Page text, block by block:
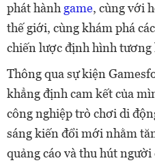
phát hành game, cùng với
thế giới, cùng khám phá
chiến lược định hình tương
Thông qua sự kiện
khẳng định cam kết của
công nghiệp trò chơi di
sáng kiến đổi mới nhằm
quảng cáo và thu hút